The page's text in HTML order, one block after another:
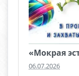
«Мокрая
06.07.2026